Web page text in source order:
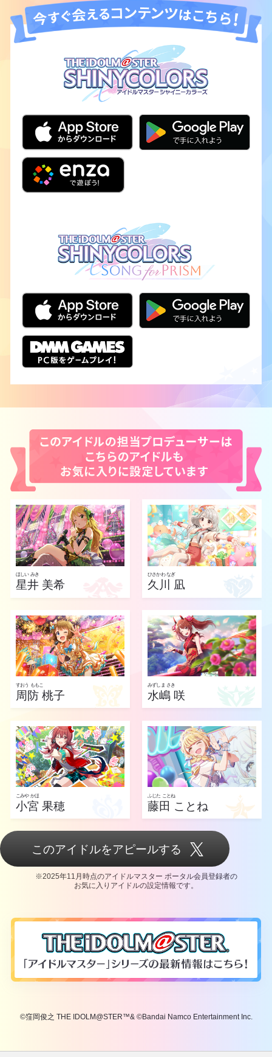
ほしい みき
星井 美希
ひさかわ なぎ
久川 凪
すおう ももこ
周防 桃子
みずしま さき
水嶋 咲
こみや かほ
小宮 果穂
ふじた ことね
藤田 ことね
このアイドルをアピールする
※2025年11月時点のアイドルマスター ポータル会員登録者の
お気に入りアイドルの設定情報です。
©窪岡俊之 THE IDOLM@STER™& ©Bandai Namco Entertainment Inc.